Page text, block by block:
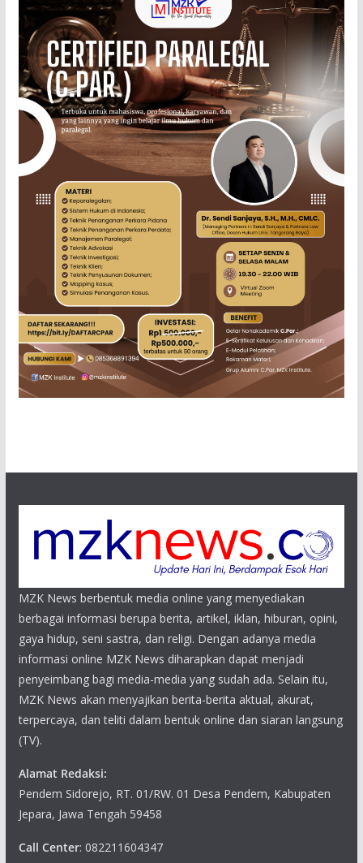
MZK News berbentuk media online yang menyediakan
berbagai informasi berupa berita, artikel, iklan, hiburan, opini,
gaya hidup, seni sastra, dan religi. Dengan adanya media
informasi online MZK News diharapkan dapat menjadi
penyeimbang bagi media-media yang sudah ada. Selain itu,
MZK News akan menyajikan berita-berita aktual, akurat,
terpercaya, dan teliti dalam bentuk online dan siaran langsung
(TV).
Alamat Redaksi:
Pendem Sidorejo, RT. 01/RW. 01 Desa Pendem, Kabupaten
Jepara, Jawa Tengah 59458
Call Center: 082211604347